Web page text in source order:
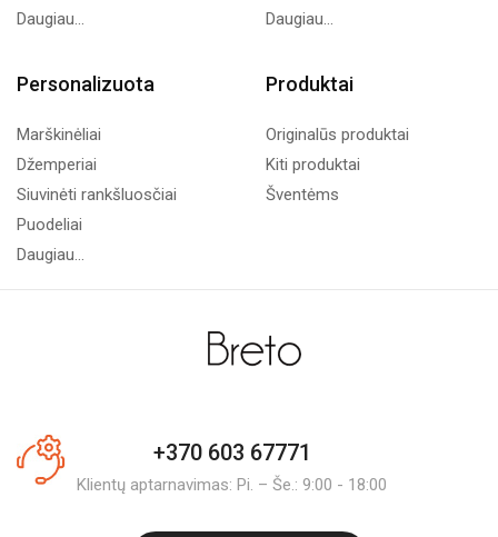
Daugiau...
Daugiau...
Personalizuota
Marškinėliai
Džemperiai
Siuvinėti rankšluosčiai
Puodeliai
Daugiau...
Produktai
Originalūs produktai
Kiti produktai
Šventėms
+370 603 67771
Klientų aptarnavimas: Pi. – Še.: 9:00 - 18:00